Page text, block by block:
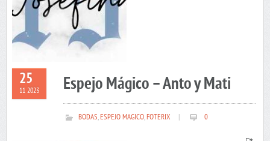
25
11 2023 Espejo Mágico – Anto y Mati
BODAS,ESPEJO MAGICO,FOTERIX 0